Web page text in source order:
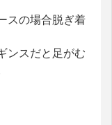
スの場合脱ぎ着
ンスだと足がむ